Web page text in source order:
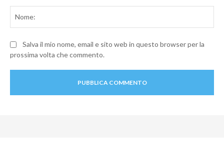
Salva il mio nome, email e sito web in questo browser per la
prossima volta che commento.